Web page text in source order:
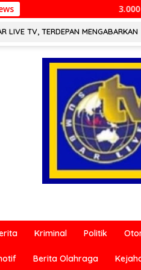
3.000 Pesepeda Meriahkan
LIVE TV, TERDEPAN MENGABARKAN
Kriminal Politik
Berita Olahraga